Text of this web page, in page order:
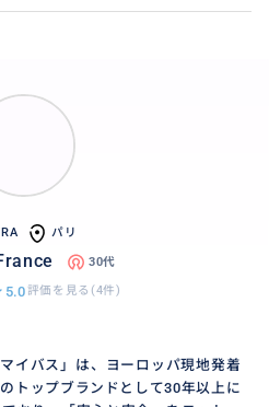
パリ
30代
5.0評価を見る(4件)
イバス」は、ヨーロッパ現地発着
トップブランドとして30年以上に